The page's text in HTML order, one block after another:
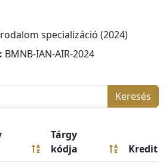
specializáció (2024)
BMNB-IAN-AIR-2024
Keresés
Tárgy
kódja
Kredit